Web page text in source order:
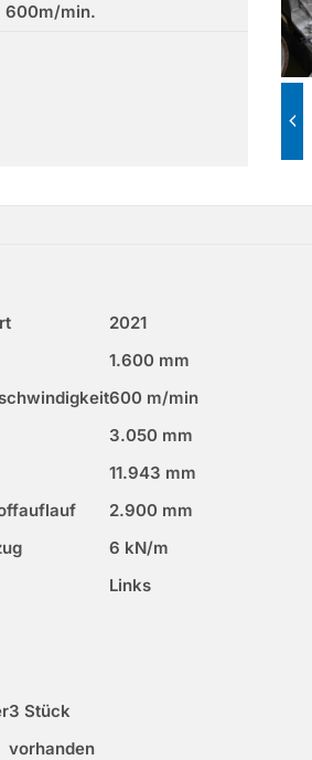
600m/min.
2021
1.600 mm
600 m/min
3.050 mm
11.943 mm
2.900 mm
6 kN/m
Links
3 Stück
vorhanden